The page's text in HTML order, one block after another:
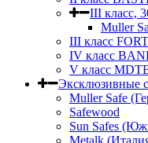
III класс,
Muller
III класс
IV класс
V класс
Эксклюзивные
Muller Safe
Safewood
Sun Safes
Metalk